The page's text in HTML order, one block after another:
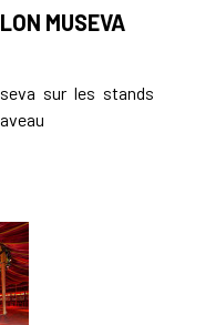
MUSEVA
sur les stands